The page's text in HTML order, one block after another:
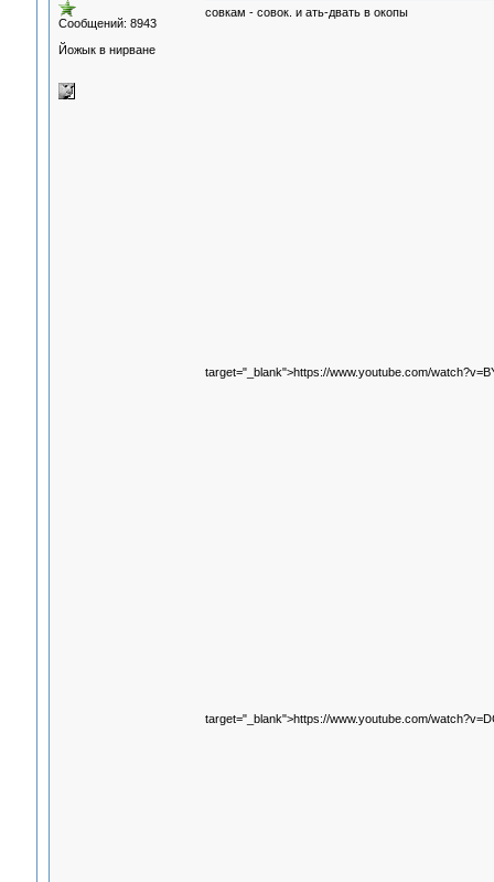
Сообщений: 8943
Йожык в нирване
совкам - совок. и ать-двать в окопы
target="_blank">https://www.youtube.com/
target="_blank">https://www.youtube.com/